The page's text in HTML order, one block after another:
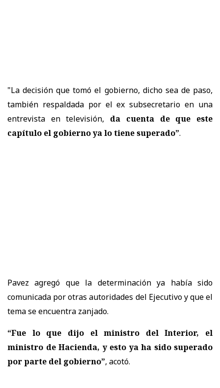
"La decisión que tomó el gobierno, dicho sea de paso,
también respaldada por el ex subsecretario en una
entrevista en televisión, da cuenta de que este
capítulo el gobierno ya lo tiene superado”.
Pavez agregó que la determinación ya había sido
comunicada por otras autoridades del Ejecutivo y que el
tema se encuentra zanjado.
“Fue lo que dijo el ministro del Interior, el
ministro de Hacienda, y esto ya ha sido superado
por parte del gobierno”, acotó.